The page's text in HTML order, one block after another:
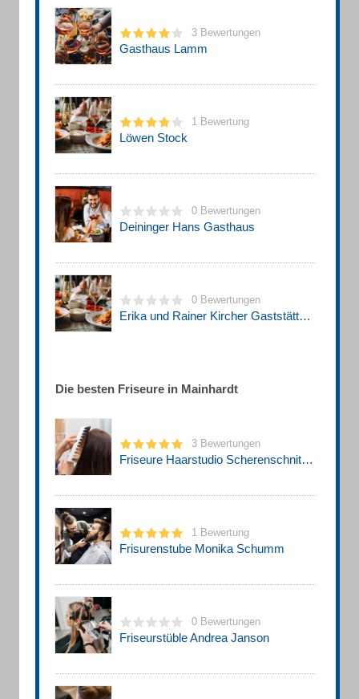
3 Bewertungen
Gasthaus Lamm
1 Bewertung
Löwen Stock
0 Bewertungen
Deininger Hans Gasthaus
0 Bewertungen
Erika und Rainer Kircher Gaststätte Linde
Die besten Friseure in Mainhardt
3 Bewertungen
Friseure Haarstudio Scherenschnitt Inh. Sonja Müller Friseure
1 Bewertung
Frisurenstube Monika Schumm
0 Bewertungen
Friseurstüble Andrea Janson